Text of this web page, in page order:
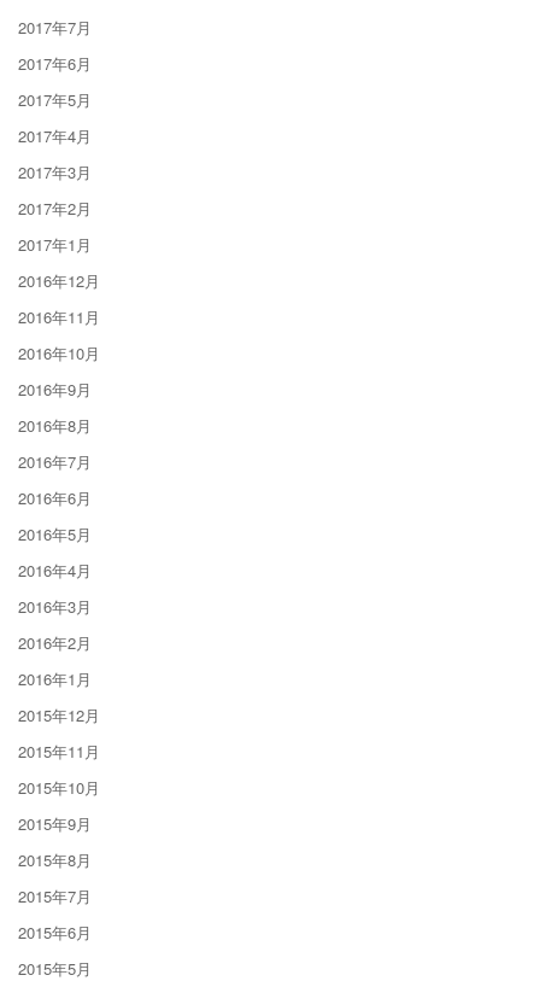
2017年7月
2017年6月
2017年5月
2017年4月
2017年3月
2017年2月
2017年1月
2016年12月
2016年11月
2016年10月
2016年9月
2016年8月
2016年7月
2016年6月
2016年5月
2016年4月
2016年3月
2016年2月
2016年1月
2015年12月
2015年11月
2015年10月
2015年9月
2015年8月
2015年7月
2015年6月
2015年5月